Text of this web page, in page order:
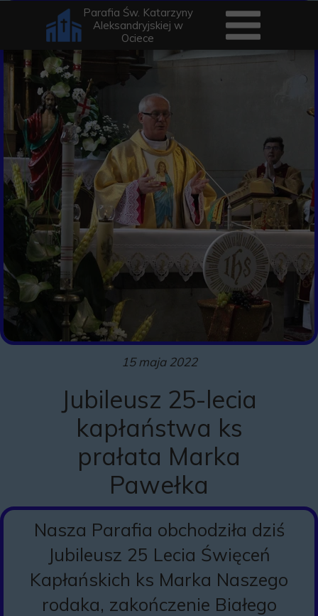
Parafia Św. Katarzyny
Aleksandryjskiej w
Ociece
15 maja 2022
Jubileusz 25-lecia
kapłaństwa ks
prałata Marka
Pawełka
Nasza Parafia obchodziła dziś
Jubileusz 25 Lecia Święceń
Kapłańskich ks Marka Naszego
rodaka, zakończenie Białego